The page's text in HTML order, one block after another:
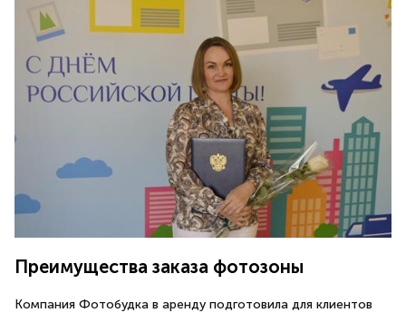
Преимущества заказа фотозоны
Компания Фотобудка в аренду подготовила для клиентов